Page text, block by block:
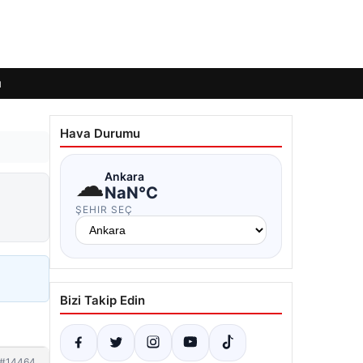
Hava Durumu
☁Ankara
NaN°C
ŞEHIR SEÇ
Bizi Takip Edin